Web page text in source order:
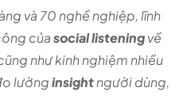
và 70 nghề nghiệp, lĩnh
củasocial listeningvề
như kinh nghiệm nhiều
lườnginsightngười dùng,